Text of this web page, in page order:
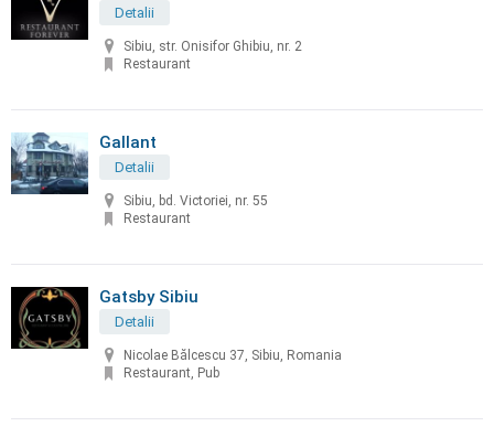
Detalii
Sibiu, str. Onisifor Ghibiu, nr. 2
Restaurant
Gallant
Detalii
Sibiu, bd. Victoriei, nr. 55
Restaurant
Gatsby Sibiu
Detalii
Nicolae Bălcescu 37, Sibiu, Romania
Restaurant, Pub